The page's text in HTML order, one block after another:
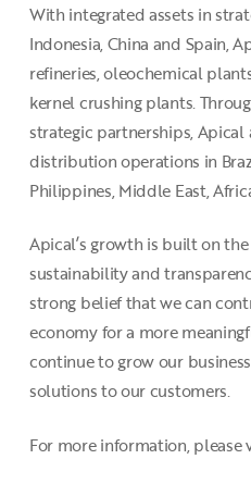
With integrated assets in
Indonesia, China and Spain,
refineries, oleochemical
kernel crushing plants.
strategic partnerships, Apical
distribution operations in
Philippines, Middle East,
Apical’s growth is built on
sustainability and
strong belief that we can
economy for a more
continue to grow our
solutions to our customers.
For more information, please